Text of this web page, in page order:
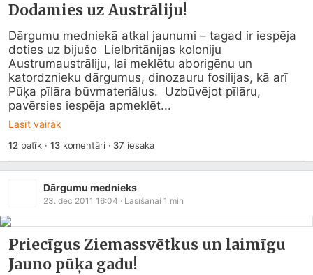
Dodamies uz Austrāliju!
Dārgumu medniekā atkal jaunumi – tagad ir iespēja
doties uz bijušo  Lielbritānijas koloniju
Austrumaustrāliju, lai meklētu aborigēnu un
katordznieku dārgumus, dinozauru fosilijas, kā arī
Pūķa pīlāra būvmateriālus.  Uzbūvējot pīlāru,
pavērsies iespēja apmeklēt...
Lasīt vairāk
12 patīk · 13komentāri · 37 iesaka
Dārgumu mednieks
23. dec 2011 16:04 · Lasīšanai 1 min
Priecīgus Ziemassvētkus un laimīgu
Jauno pūķa gadu!